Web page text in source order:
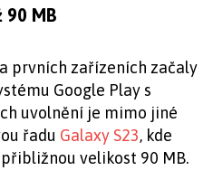
MB
prvních zařízeních začaly
Google Play s
uvolnění je mimo jiné
řadu Galaxy S23, kde
velikost 90 MB.